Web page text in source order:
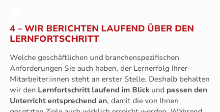
4 – WIR BERICHTEN LAUFEND ÜBER DEN
LERNFORTSCHRITT
Welche geschäftlichen und branchenspezifischen
Anforderungen Sie auch haben, der Lernerfolg Ihrer
Mitarbeiter:innen steht an erster Stelle. Deshalb behalten
wir den Lernfortschritt laufend im Blickund passen den
Unterricht entsprechend an, damit die von Ihnen